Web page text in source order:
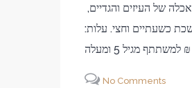
כשעתיים וחצי. עלות:
No Comments